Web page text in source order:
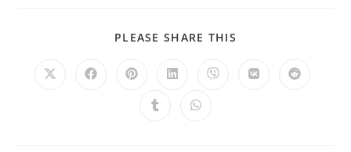
PLEASE SHARE THIS